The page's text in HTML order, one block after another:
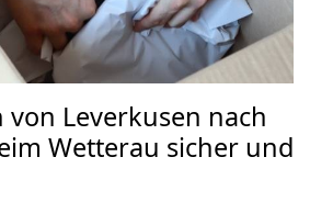
von Leverkusen nach
Wetterau sicher und